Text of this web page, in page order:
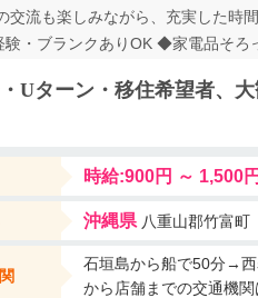
流も楽しみながら、充実した時
・ブランクありOK ◆家電品そ
、釣り、キャンプ、祭りなども
なピザ（シェフ自ら薪を割って
ン、生ビールと色々揃えていま
テラスからの綺麗な夕日も眺めら
Uターン・移住希望者、
時給:900円 ～ 1,500円
沖縄県八重山郡竹富町
石垣島から船で50分→
から店舗までの交通機